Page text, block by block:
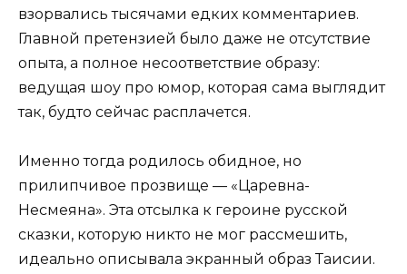
взорвались тысячами едких комментариев.
Главной претензией было даже не отсутствие
опыта, а полное несоответствие образу:
ведущая шоу про юмор, которая сама выглядит
так, будто сейчас расплачется.
Именно тогда родилось обидное, но
прилипчивое прозвище — «Царевна-
Несмеяна». Эта отсылка к героине русской
сказки, которую никто не мог рассмешить,
идеально описывала экранный образ Таисии.